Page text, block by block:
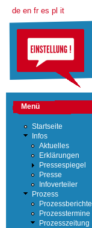
de en fr es pl it
Menü
Startseite
Infos
Aktuelles
Erklärungen
Pressespiegel
Presse
Infoverteiler
Prozess
Prozessberichte
Prozesstermine
Prozesszeitung